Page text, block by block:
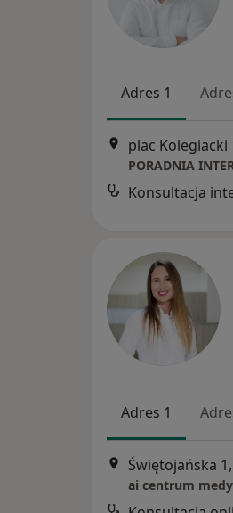
Adres 1
PORADNIA
Adres 1
Świętojańska
ai centrum